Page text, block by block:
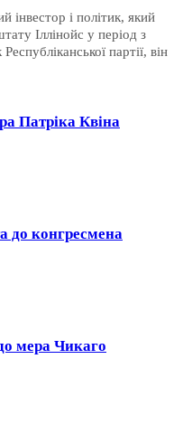
інвестор і політик, який
Іллінойс у період з
партії, він
Патріка Квіна
до конгресмена
мера Чикаго